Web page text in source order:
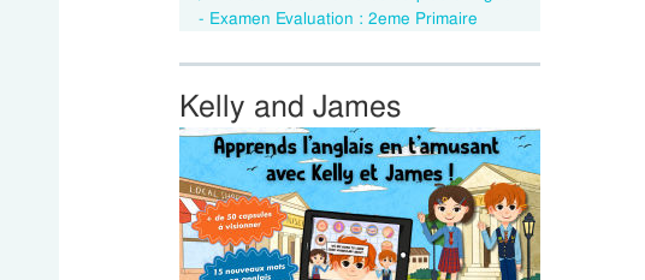
- Examen Evaluation : 2eme Primaire
Kelly and James